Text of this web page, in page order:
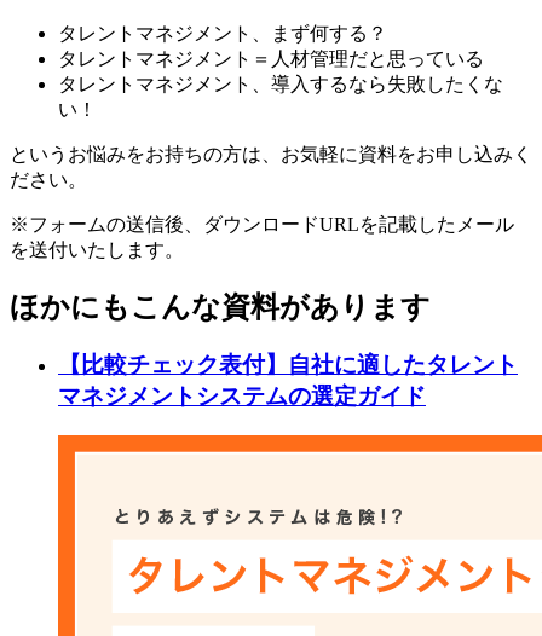
タレントマネジメント、まず何する？
タレントマネジメント＝人材管理だと思っている
タレントマネジメント、導入するなら失敗したくな
い！
というお悩みをお持ちの方は、お気軽に資料をお申し込みく
ださい。
※フォームの送信後、ダウンロードURLを記載したメール
を送付いたします。
ほかにもこんな資料があります
【比較チェック表付】自社に適したタレント
マネジメントシステムの選定ガイド